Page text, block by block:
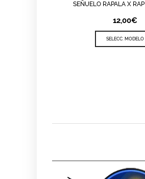
SEÑUELO RAPALA X
12,00€
SELECC. MODELO